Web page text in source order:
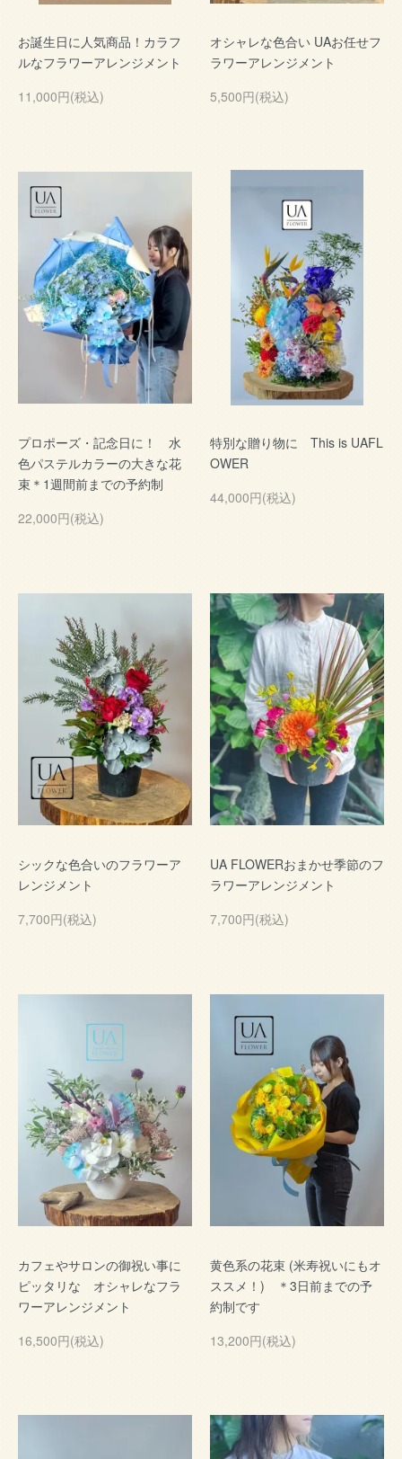
お誕生日に人気商品！カラフ
ルなフラワーアレンジメント
11,000円(税込)
オシャレな色合い UAお任せフ
ラワーアレンジメント
5,500円(税込)
プロポーズ・記念日に！ 水
色パステルカラーの大きな花
束＊1週間前までの予約制
22,000円(税込)
特別な贈り物に This is UAFL
OWER
44,000円(税込)
シックな色合いのフラワーア
レンジメント
7,700円(税込)
UA FLOWERおまかせ季節のフ
ラワーアレンジメント
7,700円(税込)
カフェやサロンの御祝い事に
ピッタリな オシャレなフラ
ワーアレンジメント
16,500円(税込)
黄色系の花束 (米寿祝いにもオ
ススメ！) ＊3日前までの予
約制です
13,200円(税込)